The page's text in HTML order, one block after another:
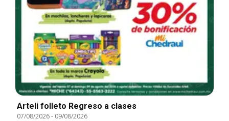
Arteli folleto Regreso a clases
07/08/2026- 09/08/2026